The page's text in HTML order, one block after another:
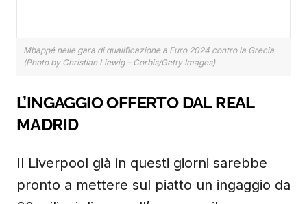
Mbappé nelle gara di qualificazione a Euro 2024 contro la Grecia
(Photo by Christian Liewig – Corbis/Getty Images)
L’INGAGGIO OFFERTO DAL REAL
MADRID
Il Liverpool già in questi giorni sarebbe
pronto a mettere sul piatto un ingaggio da